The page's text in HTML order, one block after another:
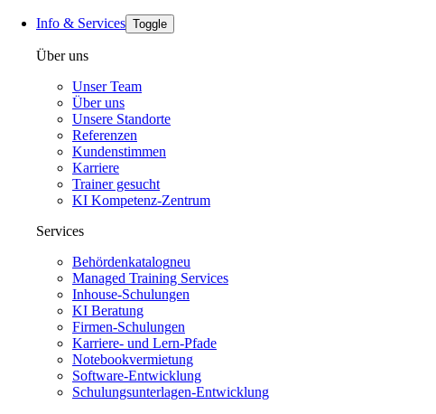
Info & Services Toggle
Über uns
Unser Team
Über uns
Unsere Standorte
Referenzen
Kundenstimmen
Karriere
Trainer gesucht
KI Kompetenz-Zentrum
Services
Behördenkatalogneu
Managed Training Services
Inhouse-Schulungen
KI Beratung
Firmen-Schulungen
Karriere- und Lern-Pfade
Notebookvermietung
Software-Entwicklung
Schulungsunterlagen-Entwicklung